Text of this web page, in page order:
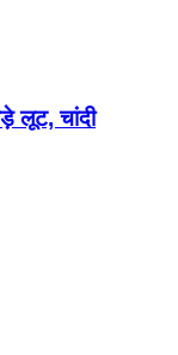
लूट, चांदी